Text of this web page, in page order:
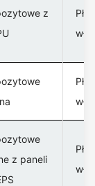
z
z paneli